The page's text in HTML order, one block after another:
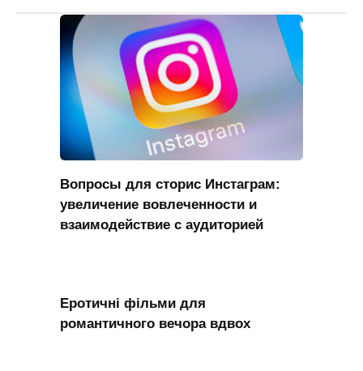
Вопросы для сторис Инстаграм:
увеличение вовлеченности и
взаимодействие с аудиторией
Еротичні фільми для
романтичного вечора вдвох